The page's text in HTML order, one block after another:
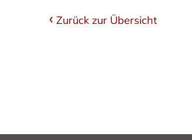
Zurück zur Übersicht